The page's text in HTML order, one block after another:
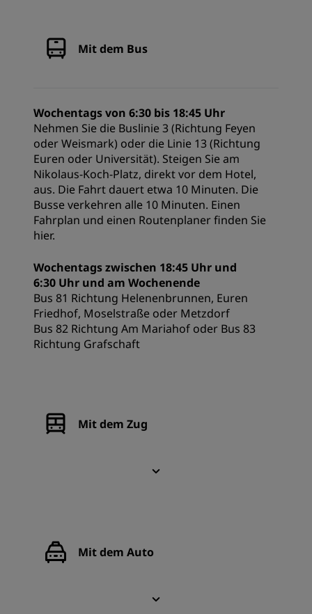
Mit dem Bus
Wochentags von 6:30 bis 18:45 Uhr
Nehmen Sie die Buslinie 3 (Richtung Feyen
oder Weismark) oder die Linie 13 (Richtung
Euren oder Universität). Steigen Sie am
Nikolaus-Koch-Platz, direkt vor dem Hotel,
aus. Die Fahrt dauert etwa 10 Minuten. Die
Busse verkehren alle 10 Minuten. Einen
Fahrplan und einen Routenplaner finden Sie
hier.
Wochentags zwischen 18:45 Uhr und
6:30 Uhr und am Wochenende
Bus 81 Richtung Helenenbrunnen, Euren
Friedhof, Moselstraße oder Metzdorf
Bus 82 Richtung Am Mariahof oder Bus 83
Richtung Grafschaft
Mit dem Zug
Mit dem Auto